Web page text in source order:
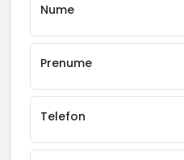
Nume
Prenume
Telefon